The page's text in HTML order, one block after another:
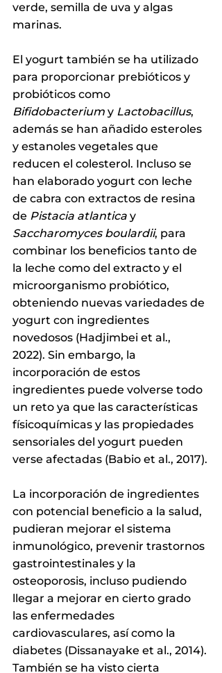
verde, semilla de uva y algas
marinas.
El yogurt también se ha utilizado
para proporcionar prebióticos y
probióticos como
Bifidobacterium y Lactobacillus,
además se han añadido esteroles
y estanoles vegetales que
reducen el colesterol. Incluso se
han elaborado yogurt con leche
de cabra con extractos de resina
de Pistacia atlantica y
Saccharomyces boulardii, para
combinar los beneficios tanto de
la leche como del extracto y el
microorganismo probiótico,
obteniendo nuevas variedades de
yogurt con ingredientes
novedosos (Hadjimbei et al.,
2022). Sin embargo, la
incorporación de estos
ingredientes puede volverse todo
un reto ya que las características
físicoquímicas y las propiedades
sensoriales del yogurt pueden
verse afectadas (Babio et al., 2017).
La incorporación de ingredientes
con potencial beneficio a la salud,
pudieran mejorar el sistema
inmunológico, prevenir trastornos
gastrointestinales y la
osteoporosis, incluso pudiendo
llegar a mejorar en cierto grado
las enfermedades
cardiovasculares, así como la
diabetes (Dissanayake et al., 2014).
También se ha visto cierta